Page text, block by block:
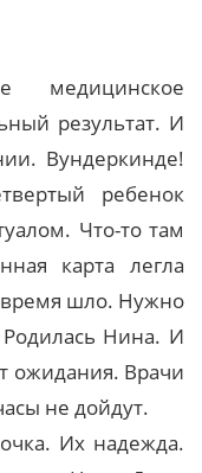
медицинское
результат. И
Вундеркинде!
ребенок
Что-то там
карта легла
время шло. Нужно
Нина. И
ожидания. Врачи
не дойдут.
Их надежда.